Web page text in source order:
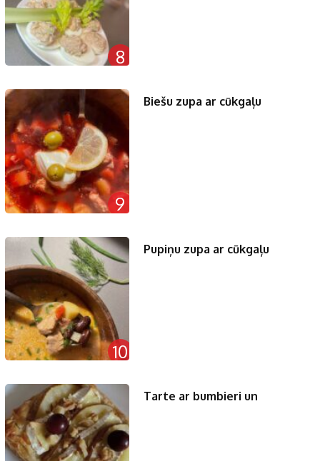
8
9
Biešu zupa ar cūkgaļu
10
Pupiņu zupa ar cūkgaļu
Tarte ar bumbieri un